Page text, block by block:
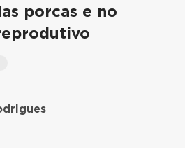
porcas e no